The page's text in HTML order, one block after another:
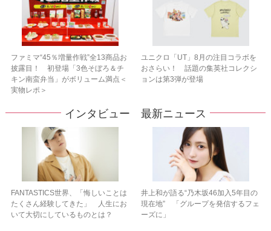
ファミマ“45％増量作戦”全13商品お
披露目！ 初登場「3色そぼろ＆チ
キン南蛮弁当」がボリューム満点＜
実物レポ＞
ユニクロ「UT」8月の注目コラボを
おさらい！ 話題の集英社コレクシ
ョンは第3弾が登場
インタビュー 最新ニュース
FANTASTICS世界、「悔しいことは
たくさん経験してきた」 人生にお
いて大切にしているものとは？
井上和が語る“乃木坂46加入5年目の
現在地” 「グループを発信するフェ
ーズに」